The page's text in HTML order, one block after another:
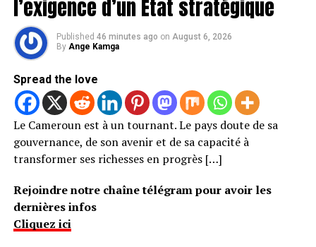
l’exigence d’un État stratégique
Published 46 minutes ago on August 6, 2026
By Ange Kamga
Spread the love
Le Cameroun est à un tournant. Le pays doute de sa
gouvernance, de son avenir et de sa capacité à
transformer ses richesses en progrès […]
Rejoindre notre chaîne télégram pour avoir les
dernières infos
Cliquez ici